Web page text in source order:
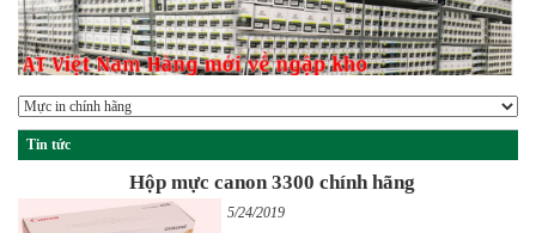
Previous Next
Tin tức
Hộp mực canon 3300 chính hãng
5/24/2019